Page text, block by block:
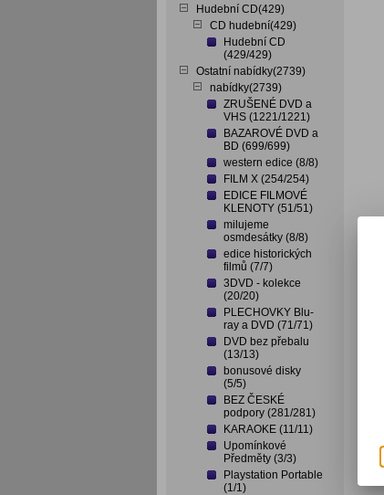
Hudební CD(429)
CD hudební(429)
Hudební CD
(429/429)
Ostatní nabídky(2739)
nabídky(2739)
ZRUŠENÉ DVD a
VHS (1221/1221)
BAZAROVÉ DVD a
BD (699/699)
western edice (8/8)
FILM X (254/254)
EDICE FILMOVÉ
KLENOTY (51/51)
milujeme
osmdesátky (8/8)
edice historických
filmů (7/7)
3DVD - kolekce
(20/20)
PLECHOVKY Blu-
ray a DVD (71/71)
DVD bez přebalu
(13/13)
bonusové disky
(5/5)
BEZ ČESKÉ
podpory (281/281)
KARAOKE (11/11)
Upomínkové
Předměty (3/3)
Playstation Portable
(1/1)